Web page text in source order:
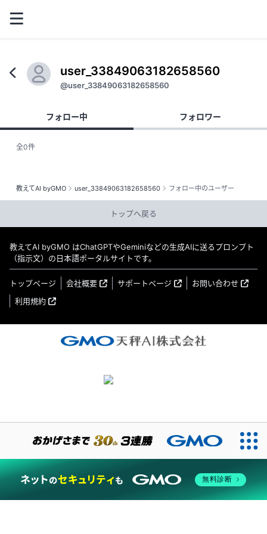
user_33849063182658560
@user_33849063182658560
フォロー中 フォロワー
全0件
教えてAI byGMO user_33849063182658560 フォロー中のユーザー
トップへ戻る
教えてAI byGMO はChatGPTやGeminiなどの生成AIに送るプロンプト
（指示文）の日本語ポータルサイトです。
トップページ 会社概要 サポートページ
お問い合わせ
利用規約
無料診断